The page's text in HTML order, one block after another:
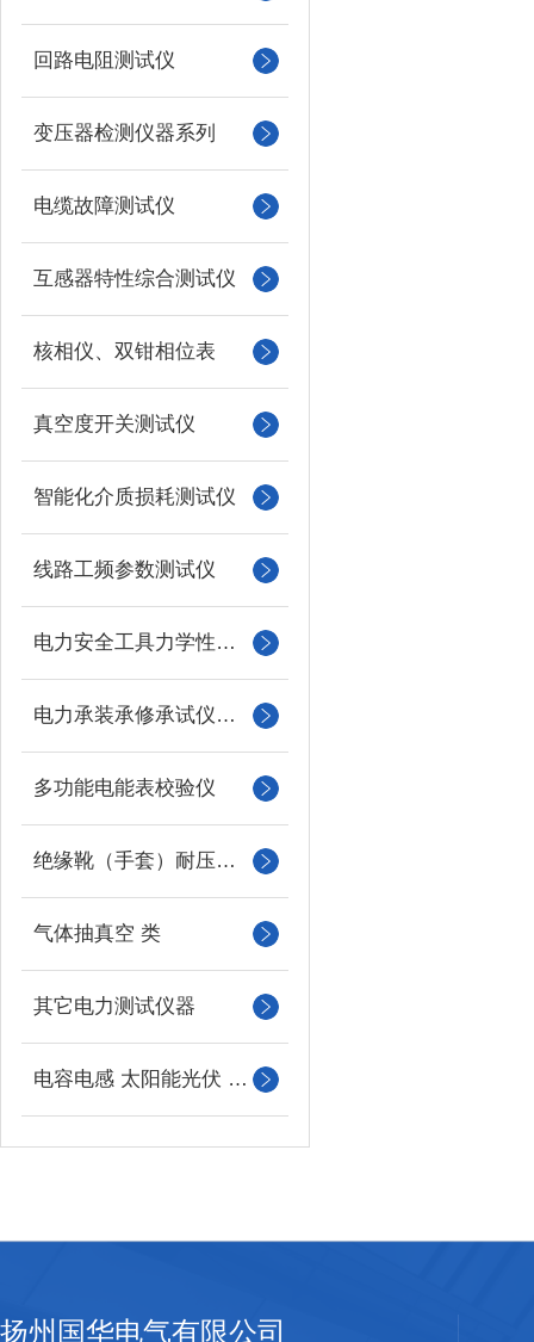
回路电阻测试仪
变压器检测仪器系列
电缆故障测试仪
互感器特性综合测试仪
核相仪、双钳相位表
真空度开关测试仪
智能化介质损耗测试仪
线路工频参数测试仪
电力安全工具力学性能试验机
电力承装承修承试仪器仪表
多功能电能表校验仪
绝缘靴（手套）耐压测试成套装置
气体抽真空 类
其它电力测试仪器
电容电感 太阳能光伏 系列
扬州国华电气有限公司